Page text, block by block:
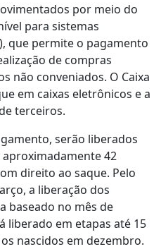
por meio do
para sistemas
), que permite o pagamento
de compras
não conveniados. O Caixa
em caixas eletrônicos e a
terceiros.
serão liberados
aproximadamente 42
direito ao saque. Pelo
a liberação dos
baseado no mês de
liberado em etapas até 15
nascidos em dezembro.